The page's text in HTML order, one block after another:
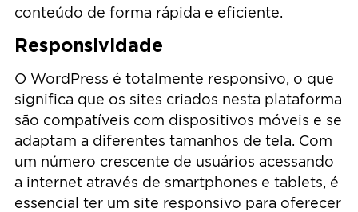
conteúdo de forma rápida e eficiente.
Responsividade
O WordPress é totalmente responsivo, o que
significa que os sites criados nesta plataforma
são compatíveis com dispositivos móveis e se
adaptam a diferentes tamanhos de tela. Com
um número crescente de usuários acessando
a internet através de smartphones e tablets, é
essencial ter um site responsivo para oferecer